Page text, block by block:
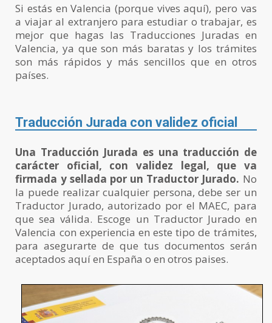
Si estás en Valencia (porque vives aquí), pero vas
a viajar al extranjero para estudiar o trabajar, es
mejor que hagas las Traducciones Juradas en
Valencia, ya que son más baratas y los trámites
son más rápidos y más sencillos que en otros
países.
Traducción Jurada con validez oficial
Una Traducción Jurada es una traducción de
carácter oficial, con validez legal, que va
firmada y sellada por un Traductor Jurado. No
la puede realizar cualquier persona, debe ser un
Traductor Jurado, autorizado por el MAEC, para
que sea válida. Escoge un Traductor Jurado en
Valencia con experiencia en este tipo de trámites,
para asegurarte de que tus documentos serán
aceptados aquí en España o en otros paises.